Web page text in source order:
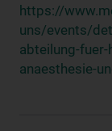
https://
uns/events/
abteilung-
anaesthesie-